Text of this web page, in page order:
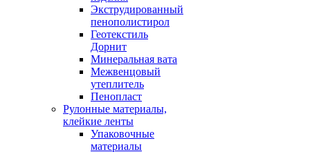
Экструдированный
пенополистирол
Геотекстиль
Дорнит
Минеральная вата
Межвенцовый
утеплитель
Пенопласт
Рулонные материалы,
клейкие ленты
Упаковочные
материалы